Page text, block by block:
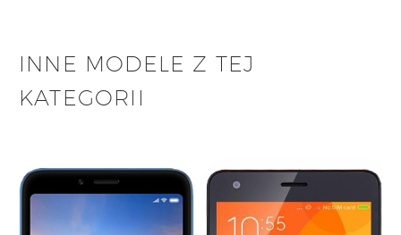
INNE MODELE Z TEJ
KATEGORII